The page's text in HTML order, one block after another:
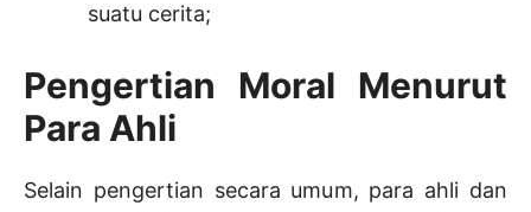
suatu cerita;
Pengertian Moral Menurut
Para Ahli
Selain pengertian secara umum, para ahli dan